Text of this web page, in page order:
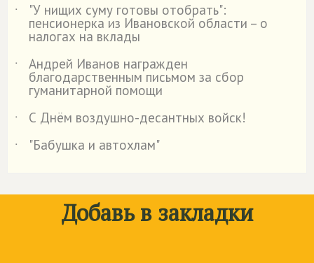
˙
"У нищих суму готовы отобрать":
пенсионерка из Ивановской области – о
налогах на вклады
˙
Андрей Иванов награжден
благодарственным письмом за сбор
гуманитарной помощи
˙
С Днём воздушно-десантных войск!
˙
"Бабушка и автохлам"
Добавь в закладки